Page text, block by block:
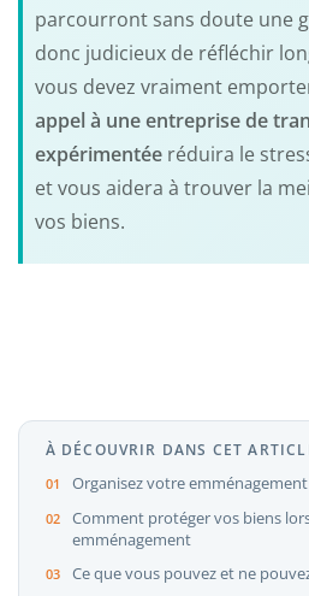
parcourront sans doute une
donc judicieux de réfléchir
vous devez vraiment
appel à une entreprise de
expérimentéeréduira le
et vous aidera à trouver la
vos biens.
À DÉCOUVRIR DANS CET
Organisez votre
Comment protéger vos biens
emménagement
Ce que vous pouvez et ne